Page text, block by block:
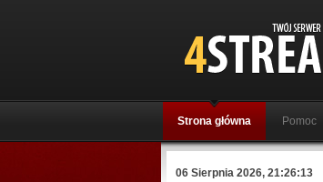
Strona główna Pomoc
06 Sierpnia 2026, 21:26:13